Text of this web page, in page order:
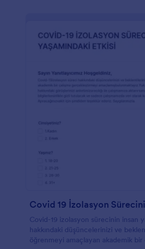
Covid-19 izolasyon sürecinin insan
hakkındaki düşüncelerinizi ve
öğrenmeyi amaçlayan akademik bir